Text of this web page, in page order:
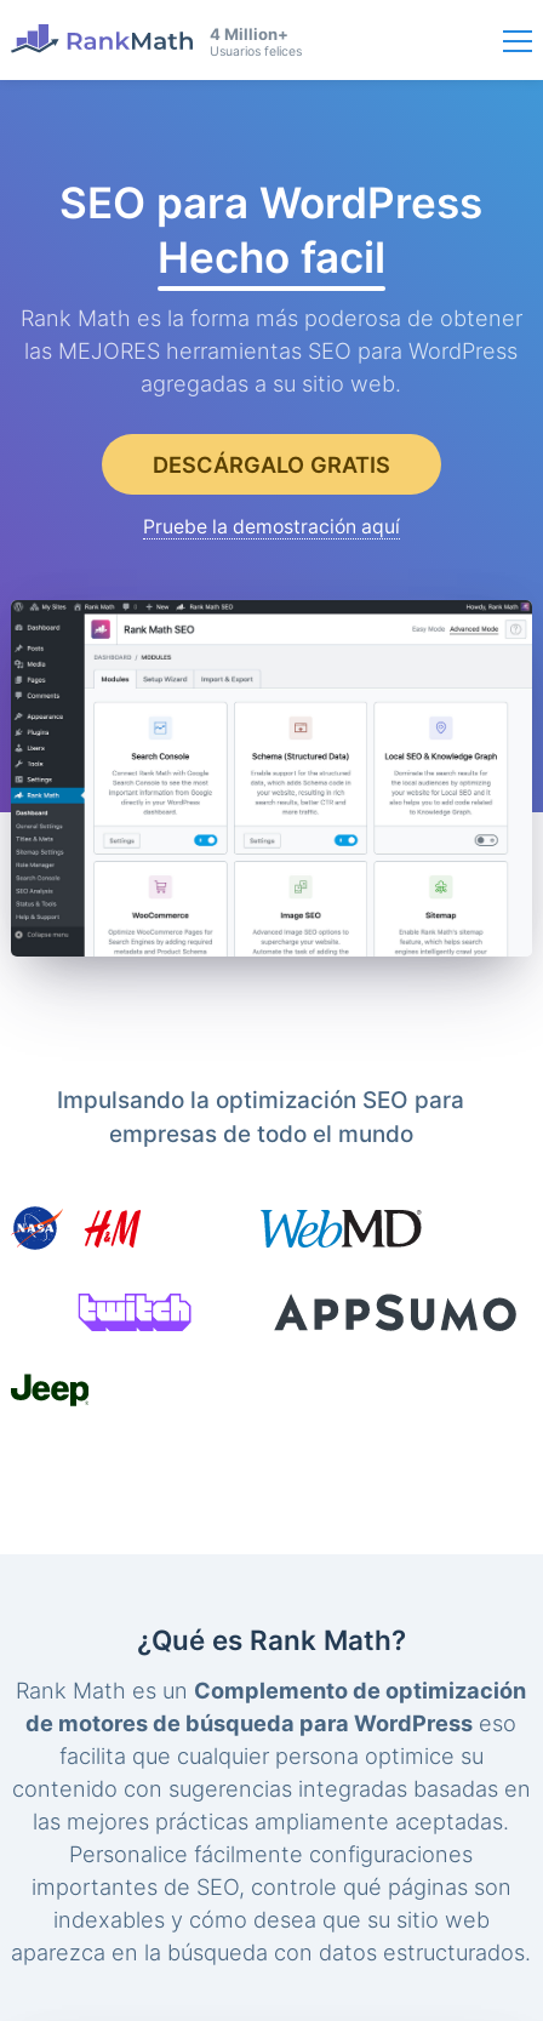
4 Million+
Usuarios felices
SEO para WordPress
Hecho facil
Rank Math es la forma más poderosa de obtener
las MEJORES herramientas SEO para WordPress
agregadas a su sitio web.
DESCÁRGALO GRATIS
Pruebe la demostración aquí
Impulsando la optimización SEO para
empresas de todo el mundo
¿Qué es Rank Math?
Rank Math es un Complemento de optimización
de motores de búsqueda para WordPress eso
facilita que cualquier persona optimice su
contenido con sugerencias integradas basadas en
las mejores prácticas ampliamente aceptadas.
Personalice fácilmente configuraciones
importantes de SEO, controle qué páginas son
indexables y cómo desea que su sitio web
aparezca en la búsqueda con datos estructurados.